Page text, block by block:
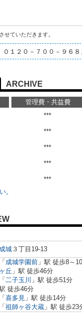
ていただきます。
０１２０－７００－９６
ARCHIVE
管理費・共益費
***
***
***
***
***
。
成城 ３丁目19-13
「 成城学園前 」駅 徒歩8～
丘 」駅 徒歩46分
「 二子玉川 」駅 徒歩51分
徒歩46分
「 喜多見 」駅 徒歩14分
「 祖師ヶ谷大蔵 」駅 徒歩23